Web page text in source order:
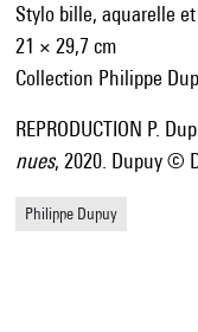
Stylo bille, aquarelle
21 × 29,7 cm
Collection Philippe
REPRODUCTION P.
nues, 2020. Dupuy ©
Philippe Dupuy